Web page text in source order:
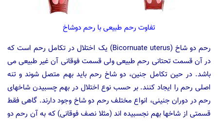
تفاوت رحم طبیعی با رحم دوشاخ
رحم دو شاخ (Bicornuate uterus)
یک اختلال در تکامل رحم است که
در آن قسمت تحتانی رحم طبیعی ولی قسمت فوقانی آن غیر طبیعی می
باشد. در حین تکامل جنین، دو شاخ رحم باید بهم متصل شوند و تنه
اصلی رحم را ایجاد کنند. بر حسب نوع اختلال در بهم چسبیدن شاخهای
رحم در دوران جنینی، انواع مختلف رحم دو شاخ وجود دارند. گاهی فقط
قسمتی از شاخها بهم نجسبیده اند (مثلا نصف فوقانی) که به آن رحم دو